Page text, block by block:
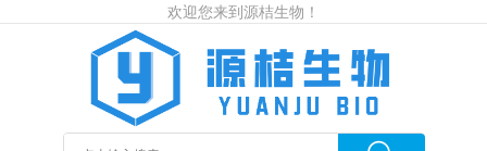
欢迎您来到源桔生物！